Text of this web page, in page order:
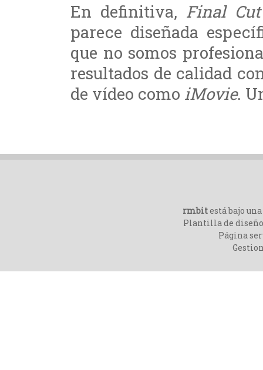
En definitiva, Final
parece diseñada
que no somos
resultados de calidad
de vídeo como iMovie.
rmbitestá bajo una
Plantilla de
Página